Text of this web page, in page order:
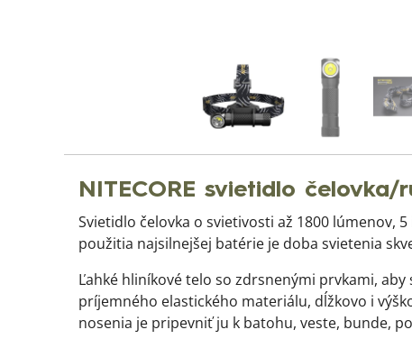
NITECORE svietidlo čelovka/
Svietidlo čelovka o svietivosti až 1800 lúmenov,
použitia najsilnejšej batérie je doba svietenia
Ľahké hliníkové telo so zdrsnenými prvkami,
príjemného elastického materiálu, dĺžkovo i
nosenia je pripevniť ju k batohu, veste, bunde,